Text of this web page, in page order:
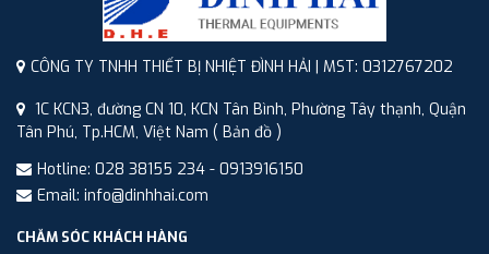
CÔNG TY TNHH THIẾT BỊ NHIỆT ĐÌNH HẢI | MST: 0312767202
1C KCN3, đường CN 10, KCN Tân Bình, Phường Tây thạnh, Quận
Tân Phú, Tp.HCM, Việt Nam ( Bản đồ )
Hotline: 028 38155 234 - 0913916150
Email: info@dinhhai.com
CHĂM SÓC KHÁCH HÀNG